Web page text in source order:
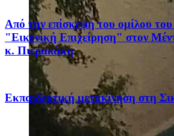
Από την επίσκεψη του ομίλου του
"Εικονική Επιχείρηση" στον
κ. Πιερακάκη
Eκπαιδευτική μετακίνηση στη